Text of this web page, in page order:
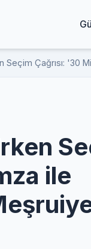
Seçim Çağrısı: '30
ile